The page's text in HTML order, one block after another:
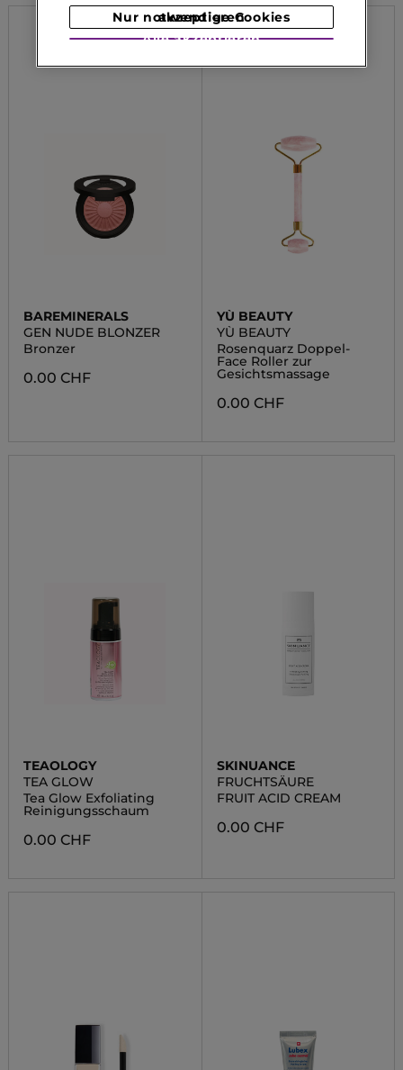
BAREMINERALS
GEN NUDE BLONZER
Bronzer
0.00 CHF
YÙ BEAUTY
YÙ BEAUTY
Rosenquarz Doppel-
Face Roller zur
Gesichtsmassage
0.00 CHF
TEAOLOGY
TEA GLOW
Tea Glow Exfoliating
Reinigungsschaum
0.00 CHF
SKINUANCE
FRUCHTSÄURE
FRUIT ACID CREAM
0.00 CHF
Nur notwendige Cookies akzeptieren
Alle akzeptieren